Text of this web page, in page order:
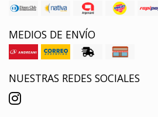
MEDIOS DE ENVÍO
NUESTRAS REDES SOCIALES